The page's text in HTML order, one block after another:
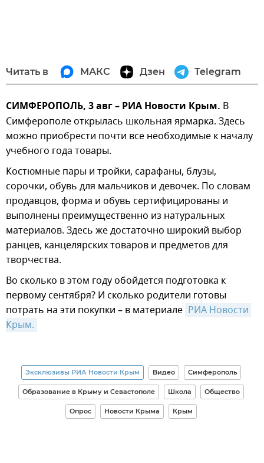
Читать в МАКС Дзен Telegram
СИМФЕРОПОЛЬ, 3 авг – РИА Новости Крым. В
Симферополе открылась школьная ярмарка. Здесь
можно приобрести почти все необходимые к началу
учебного года товары.
Костюмные пары и тройки, сарафаны, блузы,
сорочки, обувь для мальчиков и девочек. По словам
продавцов, форма и обувь сертифицированы и
выполнены преимущественно из натуральных
материалов. Здесь же достаточно широкий выбор
ранцев, канцелярских товаров и предметов для
творчества.
Во сколько в этом году обойдется подготовка к
первому сентября? И сколько родители готовы
потрать на эти покупки – в материале РИА Новости
Крым.
Эксклюзивы РИА Новости Крым Видео Симферополь
Образование в Крыму и Севастополе Школа Общество
Опрос Новости Крыма Крым